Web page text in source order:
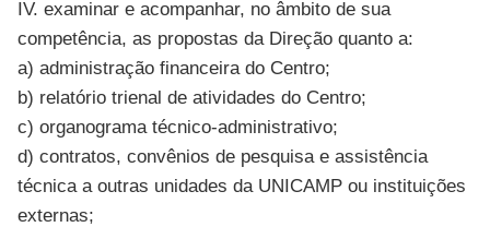
IV. examinar e acompanhar, no âmbito de sua
competência, as propostas da Direção quanto a:
a) administração financeira do Centro;
b) relatório trienal de atividades do Centro;
c) organograma técnico-administrativo;
d) contratos, convênios de pesquisa e assistência
técnica a outras unidades da UNICAMP ou instituições
externas;